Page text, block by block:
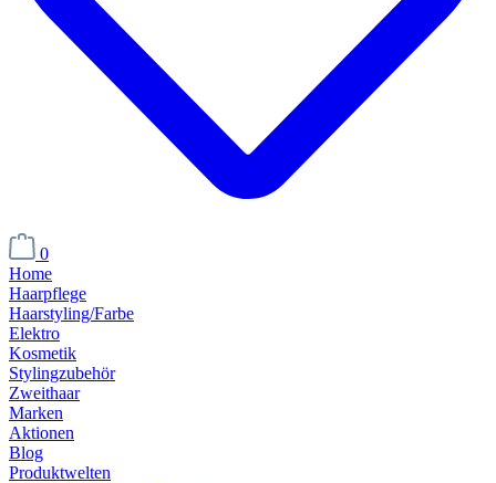
0
Home
Haarpflege
Haarstyling/Farbe
Elektro
Kosmetik
Stylingzubehör
Zweithaar
Marken
Aktionen
Blog
Produktwelten